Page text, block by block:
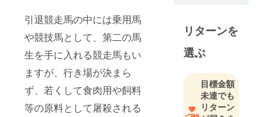
引退競走馬の中には乗用馬
や競技馬として、第二の馬
生を手に入れる競走馬もい
ますが、行き場が決まら
ず、若くして食肉用や飼料
等の原料として屠殺される
リターンを
選ぶ
目標金額
未達でも
リターン